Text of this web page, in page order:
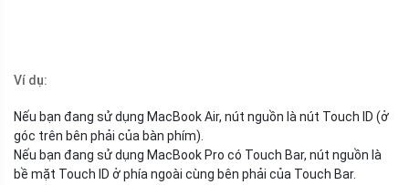
Ví dụ:
Nếu bạn đang sử dụng MacBook Air, nút nguồn là nút Touch ID (ở
góc trên bên phải của bàn phím).
Nếu bạn đang sử dụng MacBook Pro có Touch Bar, nút nguồn là
bề mặt Touch ID ở phía ngoài cùng bên phải của Touch Bar.